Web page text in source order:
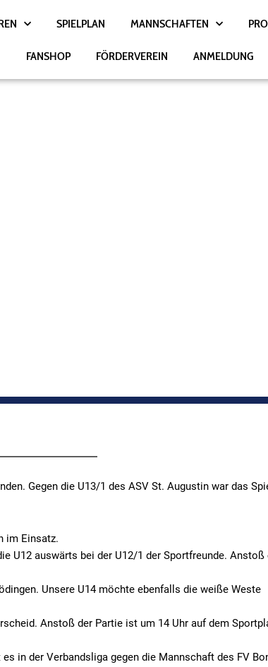
SPIELPLAN MANNSCHAFTEN
FANSHOP FÖRDERVEREIN ANMELDUNG
Gegen die U13/1 des ASV St. Augustin war das
im Einsatz.
U12 auswärts bei der U12/1 der Sportfreunde. Anstoß
Unsere U14 möchte ebenfalls die weiße Weste
Anstoß der Partie ist um 14 Uhr auf dem
in der Verbandsliga gegen die Mannschaft des FV